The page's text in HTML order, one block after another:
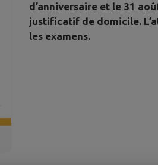
d’anniversaire et le 31
justificatif de domicile.
les examens.